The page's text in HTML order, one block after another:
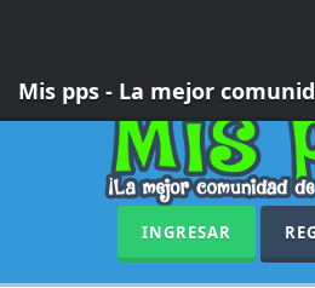
Mis pps - La mejor
INGRESAR